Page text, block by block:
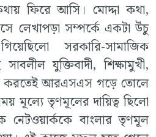
ফিরে আসি। মোদ্দা কথা,
লেখাপড়া সম্পর্কে একটা উঁচু
সরকারি-সামাজিক
যুক্তিবাদী, শিক্ষামুখী,
করতেই আরএসএস গড়ে তোলে
মূল্যে তৃণমূলের দায়িত্ব ছিলো
বাংলার তৃণমূল